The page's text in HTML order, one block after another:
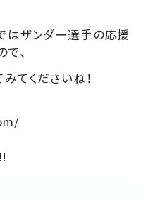
はザンダー選手の応援
、
てくださいね！